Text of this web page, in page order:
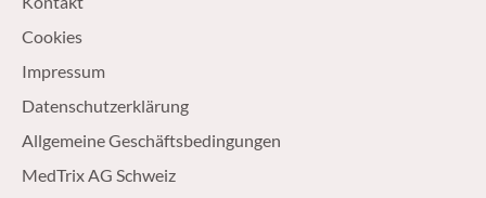
Cookies
Impressum
Datenschutzerklärung
Allgemeine Geschäftsbedingungen
MedTrix AG Schweiz